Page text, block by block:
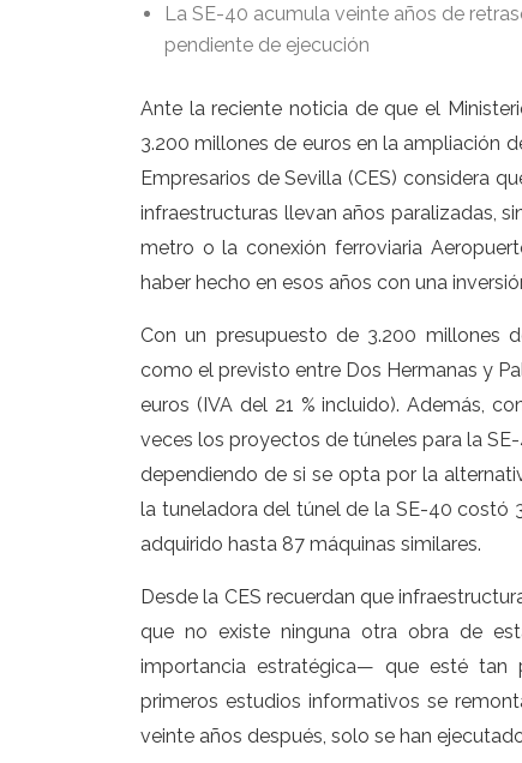
La SE-40 acumula veinte años de
pendiente de ejecución
Ante la reciente noticia de que el
3.200 millones de euros en la ampliación
Empresarios de Sevilla (CES) considera
infraestructuras llevan años paralizadas,
metro o la conexión ferroviaria
haber hecho en esos años con una
Con un presupuesto de 3.200 millones
como el previsto entre Dos Hermanas y
euros (IVA del 21 % incluido). Además,
veces los proyectos de túneles para la
dependiendo de si se opta por la
la tuneladora del túnel de la SE-40 costó
adquirido hasta 87 máquinas similares.
Desde la CES recuerdan que
que no existe ninguna otra obra de
importancia estratégica— que esté tan
primeros estudios informativos se
veinte años después, solo se han